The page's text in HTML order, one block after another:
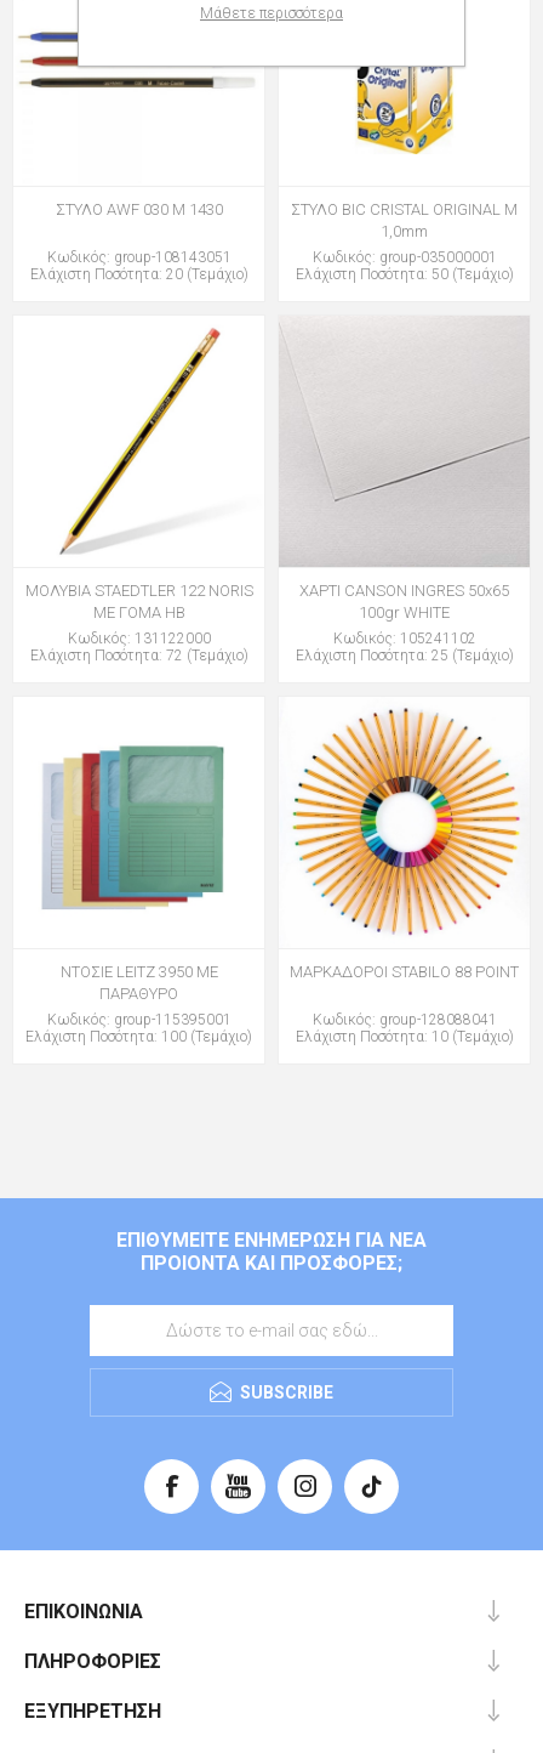
ΣΤΥΛΟ AWF 030 M 1430
Κωδικός: group-108143051
Ελάχιστη Ποσότητα: 20 (Τεμάχιο)
ΣΤΥΛΟ BIC CRISTAL ORIGINAL M
1,0mm
Κωδικός: group-035000001
Ελάχιστη Ποσότητα: 50 (Τεμάχιο)
ΜΟΛΥΒΙΑ STAEDTLER 122 NORIS
ΜΕ ΓΟΜΑ HB
Κωδικός: 131122000
Ελάχιστη Ποσότητα: 72 (Τεμάχιο)
ΧΑΡΤΙ CANSON INGRES 50x65
100gr WHITE
Κωδικός: 105241102
Ελάχιστη Ποσότητα: 25 (Τεμάχιο)
ΝΤΟΣΙΕ LEITZ 3950 ΜΕ
ΠΑΡΑΘΥΡΟ
Κωδικός: group-115395001
Ελάχιστη Ποσότητα: 100 (Τεμάχιο)
ΜΑΡΚΑΔΟΡΟΙ STABILO 88 POINT
Κωδικός: group-128088041
Ελάχιστη Ποσότητα: 10 (Τεμάχιο)
ΕΠΙΘΥΜΕΊΤΕ ΕΝΗΜΈΡΩΣΗ ΓΙΑ ΝΈΑ
ΠΡΟΙΌΝΤΑ ΚΑΙ ΠΡΟΣΦΟΡΈΣ;
SUBSCRIBE
ΕΠΙΚΟΙΝΩΝΊΑ
ΠΛΗΡΟΦΟΡΊΕΣ
ΕΞΥΠΗΡΈΤΗΣΗ
Μάθετε περισσότερα